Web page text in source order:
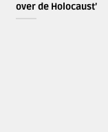
over de Holocaust’